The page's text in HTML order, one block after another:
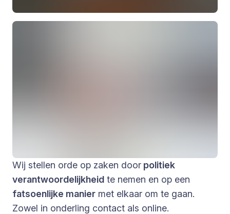
Wij stellen orde op zaken door politiek
verantwoordelijkheid te nemen en op een
fatsoenlijke manier met elkaar om te gaan.
Zowel in onderling contact als online.